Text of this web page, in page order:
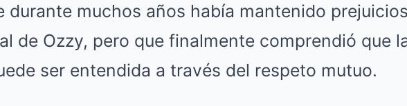
durante muchos años había mantenido
de Ozzy, pero que finalmente comprendió que
ser entendida a través del respeto mutuo.